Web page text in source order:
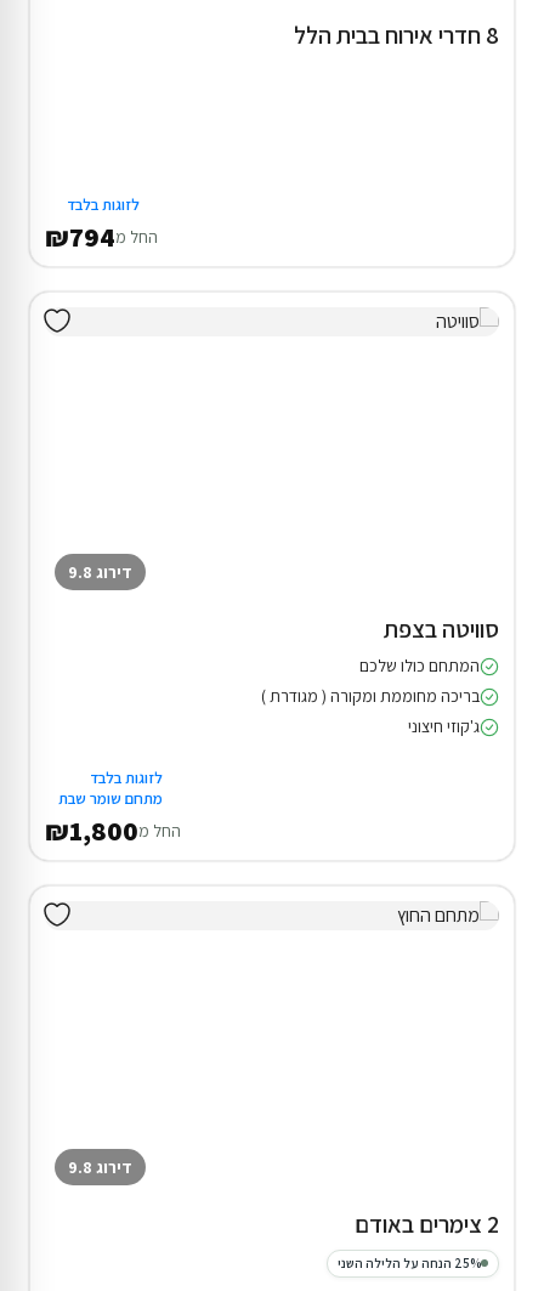
8 חדרי אירוח בבית הלל
לזוגות בלבד
החל מ₪794
דירוג 9.8
סוויטה בצפת
המתחם כולו שלכם
בריכה מחוממת ומקורה ( מגודרת )
ג'קוזי חיצוני
לזוגות בלבד
מתחם שומר שבת
החל מ₪1,800
דירוג 9.8
2 צימרים באודם
25% הנחה על הלילה השני